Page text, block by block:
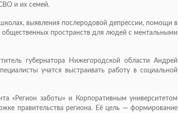
и их семей.
выявления послеродовой депрессии, помощи в
пространств для людей с ментальными
губернатора Нижегородской области Андрей
учатся выстраивать работу в социальной
«Регион заботы» и Корпоративным университетом
правительства региона. Её цель — формирование